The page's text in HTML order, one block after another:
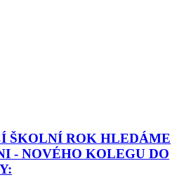
ŠKOLNÍ ROK HLEDÁME
- NOVÉHO KOLEGU DO